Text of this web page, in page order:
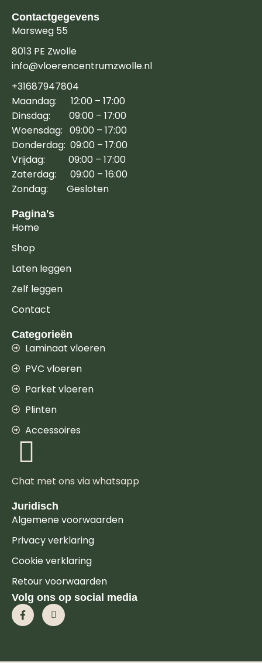
Contactgegevens
Marsweg 55
8013 PE Zwolle
info@vloerencentrumzwolle.nl
+31687947804
Maandag: 12:00 – 17:00
Dinsdag: 09:00 – 17:00
Woensdag: 09:00 – 17:00
Donderdag: 09:00 – 17:00
Vrijdag: 09:00 – 17:00
Zaterdag: 09:00 – 16:00
Zondag: Gesloten
Pagina's
Home
Shop
Laten leggen
Zelf leggen
Contact
Categorieën
Laminaat vloeren
PVC vloeren
Parket vloeren
Plinten
Accessoires
Chat met ons via whatsapp
Juridisch
Algemene voorwaarden
Privacy verklaring
Cookie verklaring
Retour voorwaarden
Volg ons op social media